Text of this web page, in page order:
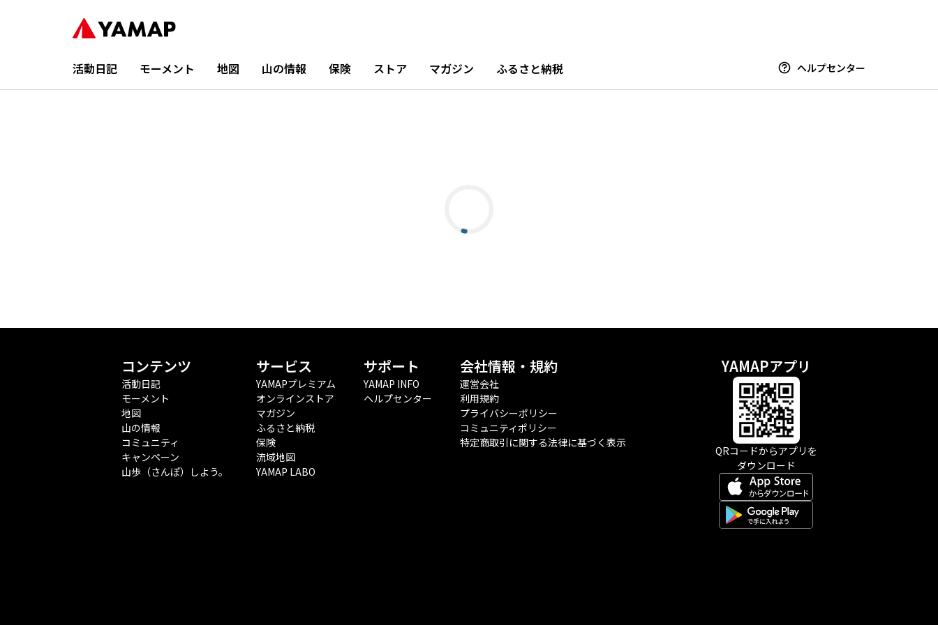
活動日記 モーメント 地図 山の情報 保険 ストア マガジン ふるさと納税 ヘルプセンター
コンテンツ
活動日記
モーメント
地図
山の情報
コミュニティ
キャンペーン
山歩（さんぽ）しよう。
サービス
YAMAPプレミアム
オンラインストア
マガジン
ふるさと納税
保険
流域地図
YAMAP LABO
サポート
YAMAP INFO
ヘルプセンター
会社情報・規約
運営会社
利用規約
プライバシーポリシー
コミュニティポリシー
特定商取引に関する法律に基づく表示
YAMAPアプリ
QRコードからアプリを
ダウンロード